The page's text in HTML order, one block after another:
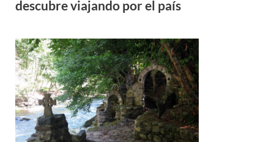
descubre viajando por el país